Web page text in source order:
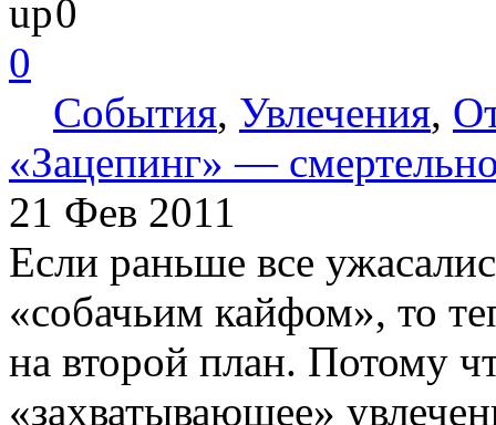
0
0
События, Увлечения,
«Зацепинг» —
21 Фев 2011
Если раньше все
«собачьим кайфом», то
на второй план. Потому
«захватывающее»